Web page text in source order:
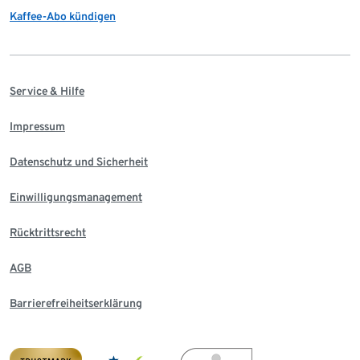
Kaffee-Abo kündigen
Service & Hilfe
Impressum
Datenschutz und Sicherheit
Einwilligungsmanagement
Rücktrittsrecht
AGB
Barrierefreiheitserklärung